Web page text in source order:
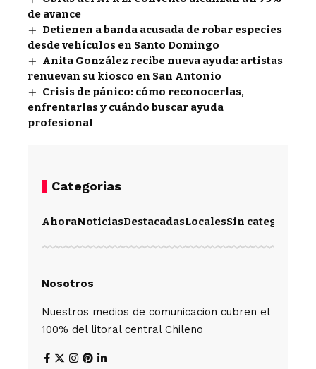
de avance
Detienen a banda acusada de robar especies
desde vehículos en Santo Domingo
Anita González recibe nueva ayuda: artistas
renuevan su kiosco en San Antonio
Crisis de pánico: cómo reconocerlas,
enfrentarlas y cuándo buscar ayuda
profesional
Categorias
AhoraNoticiasDestacadasLocalesSin categoría
Nosotros
Nuestros medios de comunicacion cubren el
100% del litoral central Chileno